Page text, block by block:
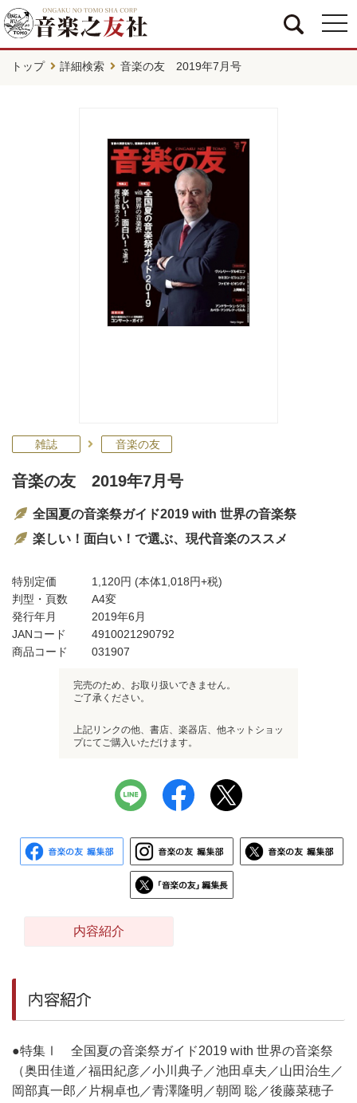
トップ 詳細検索 音楽の友 2019年7月号
雑誌 音楽の友
音楽の友 2019年7月号
全国夏の音楽祭ガイド2019 with 世界の音楽祭
楽しい！面白い！で選ぶ、現代音楽のススメ
特別定価 1,120円 (本体1,018円+税)
判型・頁数
A4変
発行年月
2019年6月
JANコード
4910021290792
商品コード
031907
完売のため、お取り扱いできません。
ご了承ください。
上記リンクの他、書店、楽器店、他ネットショッ
プにてご購入いただけます。
内容紹介
内容紹介
●特集Ⅰ 全国夏の音楽祭ガイド2019 with 世界の音楽祭
（奥田佳道／福田紀彦／小川典子／池田卓夫／山田治生／
岡部真一郎／片桐卓也／青澤隆明／朝岡 聡／後藤菜穂子